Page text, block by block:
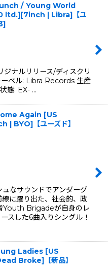
/ Young World
ltd.][7inch | Libra]【ユ
]
ナルリリース/ディスクリ
ベル: Libra Records 生産
態: EX- …
Again [US
BYO]【ユーズド】
なサウンドでアンダーグ
に躍り出た、社会的、政
Youth Brigadeが自身のレ
スした6曲入りシングル！
Ladies [US
Broke]【新品】